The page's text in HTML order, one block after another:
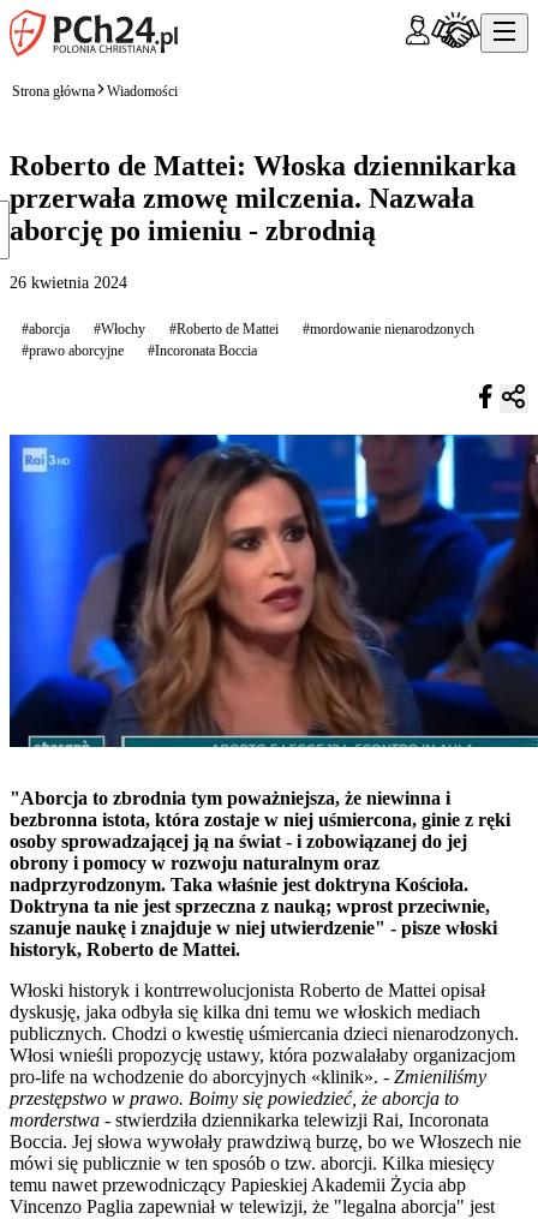
Strona główna Wiadomości
Roberto de Mattei: Włoska dziennikarka
przerwała zmowę milczenia. Nazwała
aborcję po imieniu - zbrodnią
26 kwietnia 2024
#aborcja #Włochy #Roberto de Mattei
#mordowanie nienarodzonych
#prawo aborcyjne
#Incoronata Boccia
"Aborcja to zbrodnia tym poważniejsza, że niewinna i
bezbronna istota, która zostaje w niej uśmiercona, ginie z ręki
osoby sprowadzającej ją na świat - i zobowiązanej do jej
obrony i pomocy w rozwoju naturalnym oraz
nadprzyrodzonym. Taka właśnie jest doktryna Kościoła.
Doktryna ta nie jest sprzeczna z nauką; wprost przeciwnie,
szanuje naukę i znajduje w niej utwierdzenie" - pisze włoski
historyk, Roberto de Mattei.
Włoski historyk i kontrrewolucjonista Roberto de Mattei opisał
dyskusję, jaka odbyła się kilka dni temu we włoskich mediach
publicznych. Chodzi o kwestię uśmiercania dzieci nienarodzonych.
Włosi wnieśli propozycję ustawy, która pozwalałaby organizacjom
pro-life na wchodzenie do aborcyjnych «klinik». - Zmieniliśmy
przestępstwo w prawo. Boimy się powiedzieć, że aborcja to
morderstwa - stwierdziła dziennikarka telewizji Rai, Incoronata
Boccia. Jej słowa wywołały prawdziwą burzę, bo we Włoszech nie
mówi się publicznie w ten sposób o tzw. aborcji. Kilka miesięcy
temu nawet przewodniczący Papieskiej Akademii Życia abp
Vincenzo Paglia zapewniał w telewizji, że "legalna aborcja" jest